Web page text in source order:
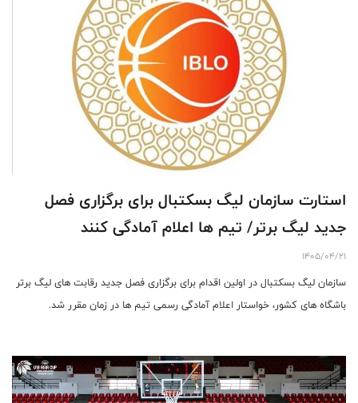
استارت سازمان لیگ بسکتبال برای برگزاری فصل
جدید لیگ برتر/ تیم ها اعلام آمادگی کنند
1405/04/21
سازمان لیگ بسکتبال در اولین اقدام برای برگزاری فصل جدید رقابت های لیگ برتر
باشگاه های کشور، خواستار اعلام آمادگی رسمی تیم ها در زمان مقرر شد.